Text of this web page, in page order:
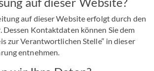
auf dieser Website erfolgt durch den
Kontaktdaten können Sie dem
zur Verantwortlichen Stelle“ in dieser
entnehmen.